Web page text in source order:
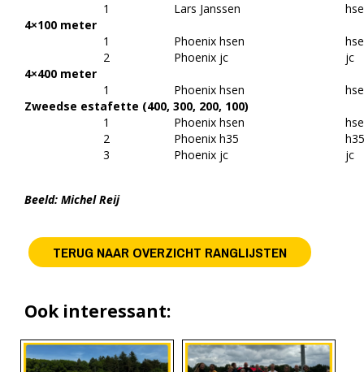
1
Lars Janssen
4×100 meter
1
Phoenix hsen
2
Phoenix jc
jc
4×400 meter
1
Phoenix hsen
Zweedse estafette (400, 300, 200, 100)
1
Phoenix hsen
2
Phoenix h35
h35
3
Phoenix jc jc
Beeld: Michel Reij
TERUG NAAR OVERZICHT RANGLIJSTEN
Ook interessant: